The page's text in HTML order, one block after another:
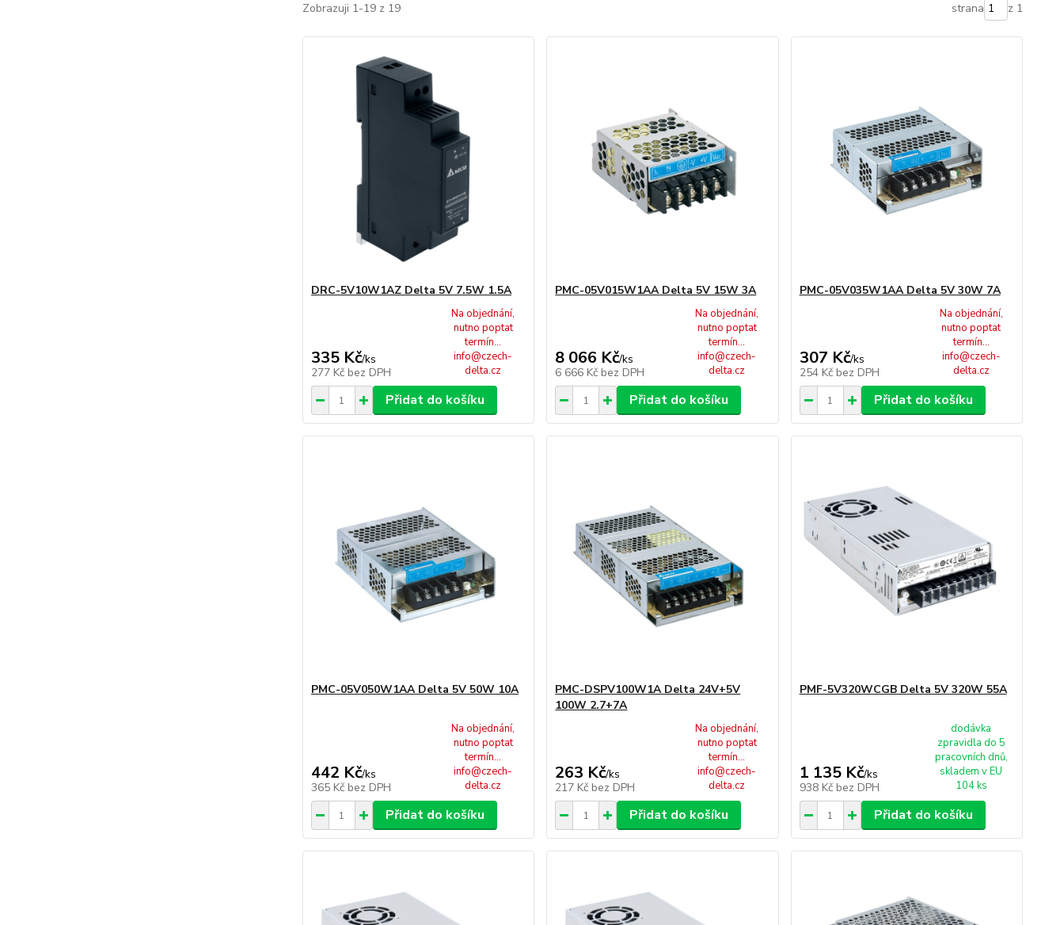
Zobrazuji 1-19 z 19 strana z 1
DRC-5V10W1AZ Delta 5V 7.5W 1.5A
335 Kč/ks
277 Kč bez DPH
Na objednání,
nutno poptat
termín...
info@czech-
delta.cz
Přidat do košíku
PMC-05V015W1AA Delta 5V 15W 3A
8 066 Kč/ks
6 666 Kč bez DPH
Na objednání,
nutno poptat
termín...
info@czech-
delta.cz
Přidat do košíku
PMC-05V035W1AA Delta 5V 30W 7A
307 Kč/ks
254 Kč bez DPH
Na objednání,
nutno poptat
termín...
info@czech-
delta.cz
Přidat do košíku
PMC-05V050W1AA Delta 5V 50W 10A
442 Kč/ks
365 Kč bez DPH
Na objednání,
nutno poptat
termín...
info@czech-
delta.cz
Přidat do košíku
PMC-DSPV100W1A Delta 24V+5V
100W 2.7+7A
263 Kč/ks
217 Kč bez DPH
Na objednání,
nutno poptat
termín...
info@czech-
delta.cz
Přidat do košíku
PMF-5V320WCGB Delta 5V 320W 55A
1 135 Kč/ks
938 Kč bez DPH
dodávka
zpravidla do 5
pracovních dnů,
skladem v EU
104 ks
Přidat do košíku